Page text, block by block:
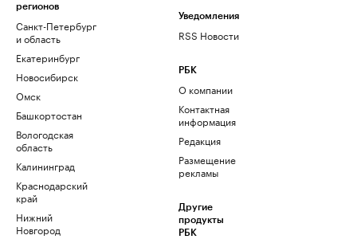
регионов
Санкт-Петербург
и область
Екатеринбург
Новосибирск
Омск
Башкортостан
Вологодская
область
Калининград
Краснодарский
край
Нижний
Новгород
Уведомления
RSS Новости
РБК
О компании
Контактная
информация
Редакция
Размещение
рекламы
Другие
продукты
РБК